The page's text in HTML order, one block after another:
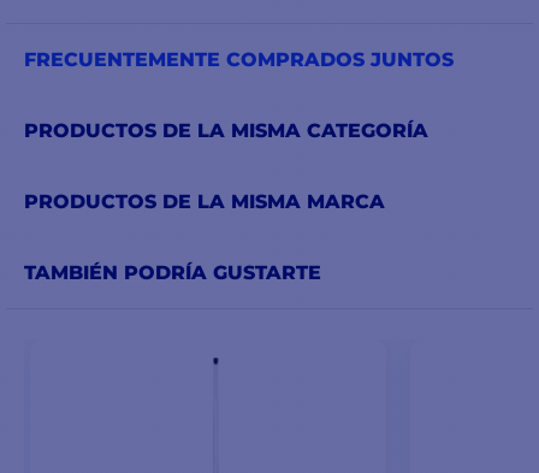
FRECUENTEMENTE COMPRADOS JUNTOS
PRODUCTOS DE LA MISMA CATEGORÍA
PRODUCTOS DE LA MISMA MARCA
TAMBIÉN PODRÍA GUSTARTE